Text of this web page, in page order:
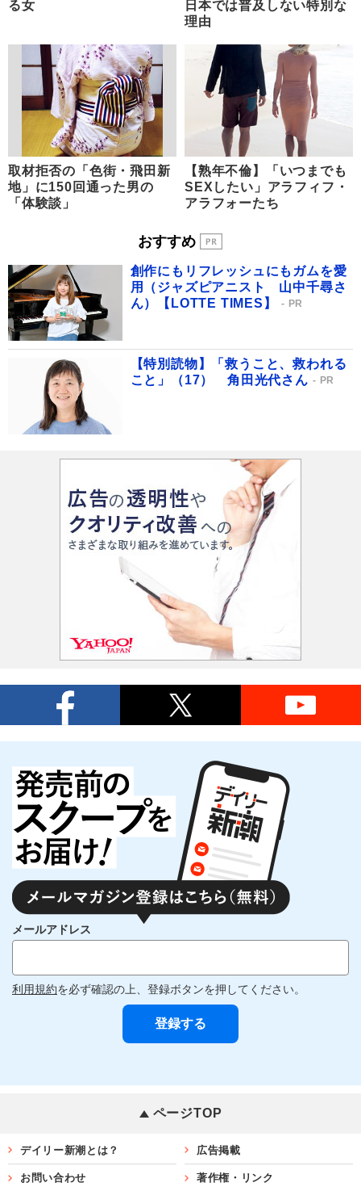
る女
日本では普及しない特別な
理由
取材拒否の「色街・飛田新
地」に150回通った男の
「体験談」
【熟年不倫】「いつまでも
SEXしたい」アラフィフ・
アラフォーたち
おすすめ
創作にもリフレッシュにもガムを愛
用（ジャズピアニスト 山中千尋さ
ん）【LOTTE TIMES】
PR
【特別読物】「救うこと、救われる
こと」（17） 角田光代さん
PR
メールアドレス
利用規約を必ず確認の上、登録ボタンを押してください。
ページTOP
デイリー新潮とは？ 広告掲載
お問い合わせ 著作権・リンク